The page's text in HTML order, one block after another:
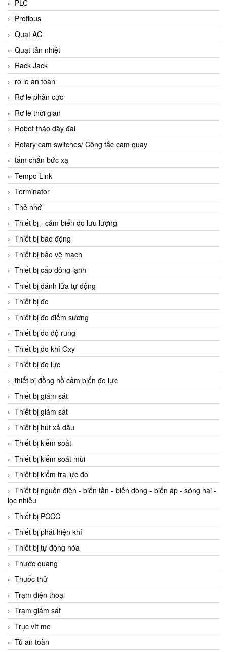
PLC
Profibus
Quạt AC
Quạt tản nhiệt
Rack Jack
rơ le an toàn
Rơ le phân cực
Rơ le thời gian
Robot tháo dây đai
Rotary cam switches/ Công tắc cam quay
tấm chắn bức xạ
Tempo Link
Terminator
Thẻ nhớ
Thiết bị - cảm biến đo lưu lượng
Thiết bị báo động
Thiết bị bảo vệ mạch
Thiết bị cấp đông lạnh
Thiết bị đánh lửa tự động
Thiết bị đo
Thiết bị đo điểm sương
Thiết bị đo dộ rung
Thiết bị đo khí Oxy
Thiết bị đo lực
thiết bị đồng hồ cảm biến đo lực
Thiết bị giám sát
Thiết bị giám sát
Thiết bị hút xả dầu
Thiết bị kiểm soát
Thiết bị kiểm soát mùi
Thiết bị kiểm tra lực đo
Thiết bị nguồn điện - biến tần - biến dòng - biến áp - sóng hài -
lọc nhiễu
Thiết bị PCCC
Thiết bị phát hiện khí
Thiết bị tự động hóa
Thước quang
Thuốc thử
Trạm điện thoại
Trạm giám sát
Trục vít me
Tủ an toàn